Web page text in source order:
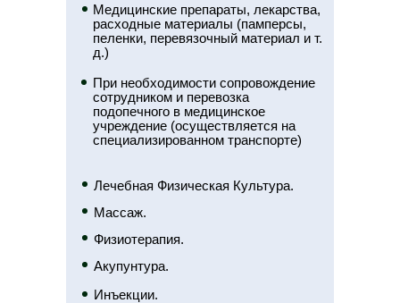
Медицинские препараты, лекарства,
расходные материалы (памперсы,
пеленки, перевязочный материал и т.
д.)
При необходимости сопровождение
сотрудником и перевозка
подопечного в медицинское
учреждение (осуществляется на
специализированном транспорте)
Лечебная Физическая Культура.
Массаж.
Физиотерапия.
Акупунтура.
Инъекции.